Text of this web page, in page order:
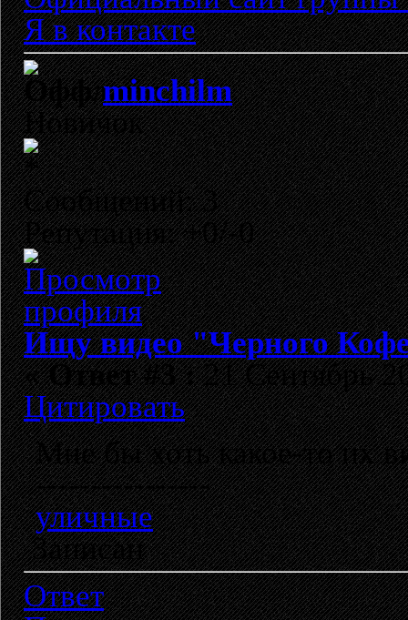
Я в контакте
minchilm
Новичок
Сообщений: 3
Репутация: +0/-0
Ищу видео "Черного
«Ответ #3 :21 Сентябрь
Цитировать
Мне бы хоть какое-то их
----------------
уличные
Записан
Ответ